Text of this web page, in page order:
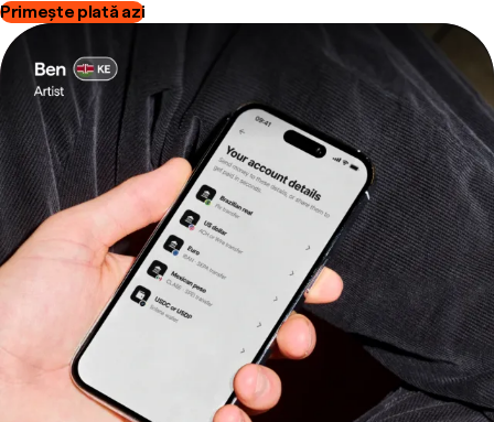
Primește plată azi